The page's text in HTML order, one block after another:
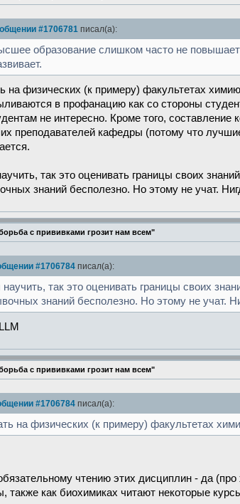
#1706781 писал(а):
образование слишком часто не
на физических (к примеру) факультетах
в профанацию как со стороны
не интересно. Кроме того,
преподавателей кафедры (потому что
так это оценивать границы своих
знаний бесполезно. Но этому не учат.
с прививками грозит нам всем"
#1706784 писал(а):
так это оценивать границы своих
знаний бесполезно. Но этому не учат.
с прививками грозит нам всем"
#1706784 писал(а):
на физических (к примеру) факультетах
чтению этих дисциплин - да
также как биохимиках читают некоторые